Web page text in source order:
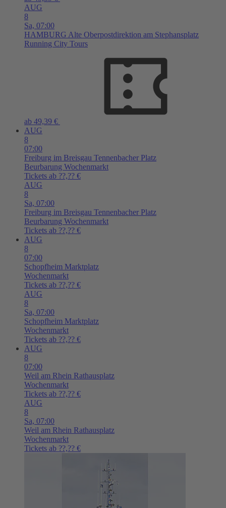
AUG
8
Sa, 07:00
HAMBURG Alte Oberpostdirektion am Stephansplatz
Running City Tours
ab 49,39 €
AUG
8
07:00
Freiburg im Breisgau Tennenbacher Platz
Beurbarung Wochenmarkt
Tickets ab ??,?? €
AUG
8
Sa, 07:00
Freiburg im Breisgau Tennenbacher Platz
Beurbarung Wochenmarkt
Tickets ab ??,?? €
AUG
8
07:00
Schopfheim Marktplatz
Wochenmarkt
Tickets ab ??,?? €
AUG
8
Sa, 07:00
Schopfheim Marktplatz
Wochenmarkt
Tickets ab ??,?? €
AUG
8
07:00
Weil am Rhein Rathausplatz
Wochenmarkt
Tickets ab ??,?? €
AUG
8
Sa, 07:00
Weil am Rhein Rathausplatz
Wochenmarkt
Tickets ab ??,?? €